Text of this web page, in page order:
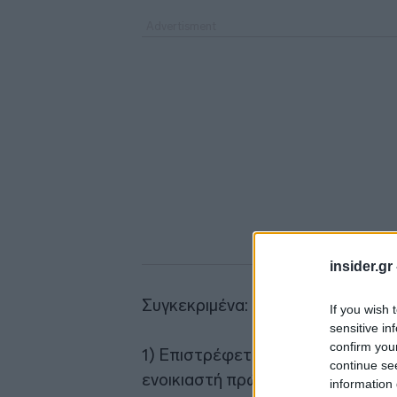
insider.gr
If you wish
sensitive
confirm
continue
information
Συγκεκριμένα:
1) Επιστρέφεται στον ατομικό
ενοικιαστή πρώτης κατοικίαςτο